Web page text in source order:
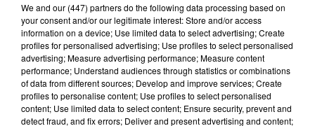
Nottonville : un feu de cabanon de jardin
mobilise 13 sapeurs-pompiers
Un incendie s'est déclaré en début d'après-midi 8
août dans le jardin d'une habitation à Nottonville.
L'intervention rapide des secours a permis
d'éteindre...
A LA UNE Voir plus
We and our (447) partnersdo the following data processing based on
your consent and/or our legitimate interest: Store and/or access
information on a device; Use limited data to select advertising; Create
profiles for personalised advertising; Use profiles to select personalised
advertising; Measure advertising performance; Measure content
performance; Understand audiences through statistics or combinations
of data from different sources; Develop and improve services; Create
profiles to personalise content; Use profiles to select personalised
content; Use limited data to select content; Ensure security, prevent and
detect fraud, and fix errors; Deliver and present advertising and content;